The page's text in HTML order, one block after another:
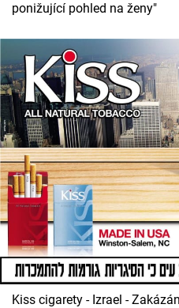
ponižující pohled na ženy"
Kiss cigarety - Izrael -